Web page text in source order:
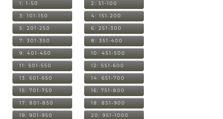
1: 1-50 2: 51-100
3: 101-150 4: 151-200
5: 201-250 6: 251-300
7: 301-350 8: 351-400
9: 401-450 10: 451-500
11: 501-550 12: 551-600
13: 601-650 14: 651-700
15: 701-750 16: 751-800
17: 801-850 18: 851-900
19: 901-950 20: 951-1000